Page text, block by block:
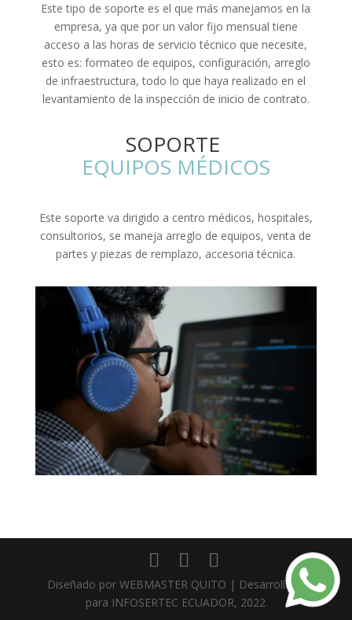
Este tipo de soporte es el que más manejamos en la
empresa, ya que por un valor fijo mensual tiene
acceso a las horas de servicio técnico que necesite,
esto es: formateo de equipos, configuración, arreglo
de infraestructura, todo lo que haya realizado en el
levantamiento de la inspección de inicio de contrato.
SOPORTE
EQUIPOS MÉDICOS
Este soporte va dirigido a centro médicos, hospitales,
consultorios, se maneja arreglo de equipos, venta de
partes y piezas de remplazo, accesoria técnica.
Diseñado por WEBMASTER QUITO | Desarrollado
para INFOSERTEC ECUADOR, 2022